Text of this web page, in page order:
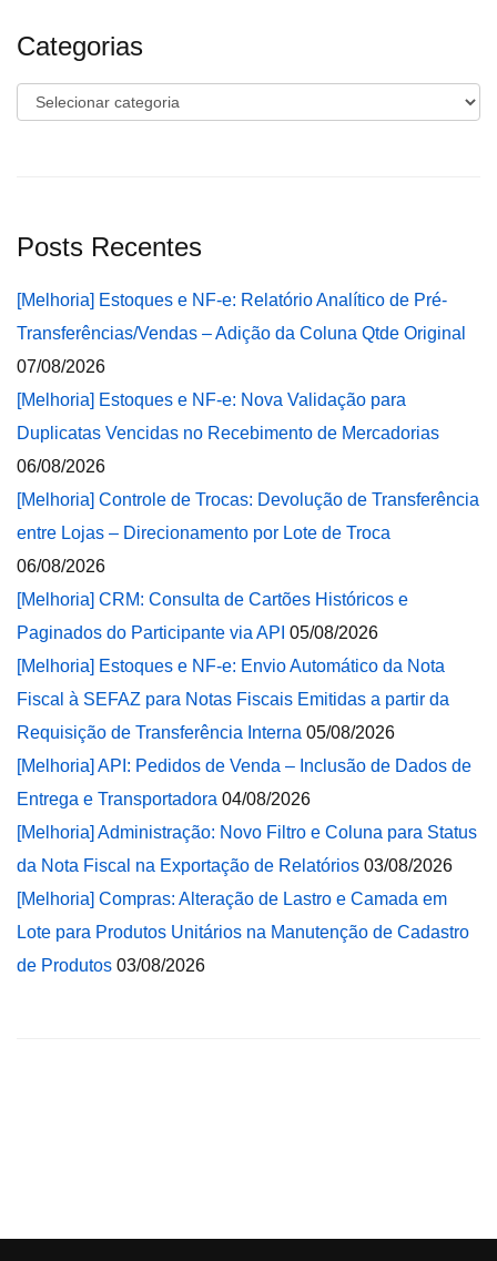
Categorias
Categorias
Posts Recentes
[Melhoria] Estoques e NF-e: Relatório Analítico de Pré-
Transferências/Vendas – Adição da Coluna Qtde Original
07/08/2026
[Melhoria] Estoques e NF-e: Nova Validação para
Duplicatas Vencidas no Recebimento de Mercadorias
06/08/2026
[Melhoria] Controle de Trocas: Devolução de Transferência
entre Lojas – Direcionamento por Lote de Troca
06/08/2026
[Melhoria] CRM: Consulta de Cartões Históricos e
Paginados do Participante via API 05/08/2026
[Melhoria] Estoques e NF-e: Envio Automático da Nota
Fiscal à SEFAZ para Notas Fiscais Emitidas a partir da
Requisição de Transferência Interna 05/08/2026
[Melhoria] API: Pedidos de Venda – Inclusão de Dados de
Entrega e Transportadora 04/08/2026
[Melhoria] Administração: Novo Filtro e Coluna para Status
da Nota Fiscal na Exportação de Relatórios 03/08/2026
[Melhoria] Compras: Alteração de Lastro e Camada em
Lote para Produtos Unitários na Manutenção de Cadastro
de Produtos 03/08/2026